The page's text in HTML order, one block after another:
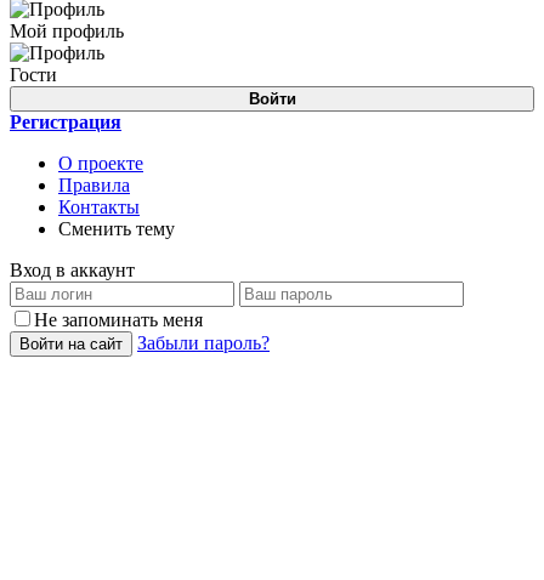
Мой профиль
Гости
Войти
Регистрация
О проекте
Правила
Контакты
Сменить тему
Вход в аккаунт
Не запоминать меня
Войти на сайт Забыли пароль?